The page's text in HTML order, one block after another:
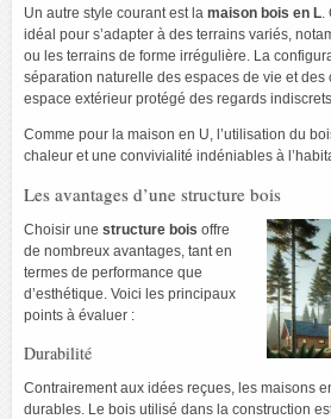
Un autre style courant est la maison bois en L.
idéal pour s’adapter à des terrains variés,
ou les terrains de forme irrégulière. La
séparation naturelle des espaces de vie et des
espace extérieur protégé des regards
Comme pour la maison en U, l’utilisation du
chaleur et une convivialité indéniables à
Les avantages d’une structure bois
Choisir une structure bois offre
de nombreux avantages, tant en
termes de performance que
d’esthétique. Voici les principaux
points à évaluer :
Durabilité
Contrairement aux idées reçues, les maisons
durables. Le bois utilisé dans la construction